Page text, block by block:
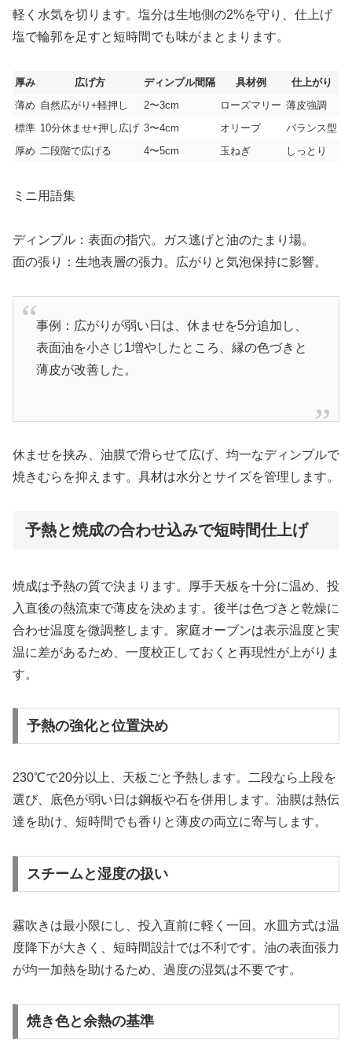
軽く水気を切ります。塩分は生地側の2%を守り、仕上げ
塩で輪郭を足すと短時間でも味がまとまります。
厚み 広げ方 ディンプル間隔 具材例
仕上がり
薄め 自然広がり+軽押し 2〜3cm ローズマリー 薄皮強調
標準 10分休ませ+押し広げ 3〜4cm オリーブ
バランス型
厚め 二段階で広げる 4〜5cm 玉ねぎ しっとり
ミニ用語集
ディンプル：表面の指穴。ガス逃げと油のたまり場。
面の張り：生地表層の張力。広がりと気泡保持に影響。
事例：広がりが弱い日は、休ませを5分追加し、
表面油を小さじ1増やしたところ、縁の色づきと
薄皮が改善した。
休ませを挟み、油膜で滑らせて広げ、均一なディンプルで
焼きむらを抑えます。具材は水分とサイズを管理します。
予熱と焼成の合わせ込みで短時間仕上げ
焼成は予熱の質で決まります。厚手天板を十分に温め、投
入直後の熱流束で薄皮を決めます。後半は色づきと乾燥に
合わせ温度を微調整します。家庭オーブンは表示温度と実
温に差があるため、一度校正しておくと再現性が上がりま
す。
予熱の強化と位置決め
230℃で20分以上、天板ごと予熱します。二段なら上段を
選び、底色が弱い日は鋼板や石を併用します。油膜は熱伝
達を助け、短時間でも香りと薄皮の両立に寄与します。
スチームと湿度の扱い
霧吹きは最小限にし、投入直前に軽く一回。水皿方式は温
度降下が大きく、短時間設計では不利です。油の表面張力
が均一加熱を助けるため、過度の湿気は不要です。
焼き色と余熱の基準